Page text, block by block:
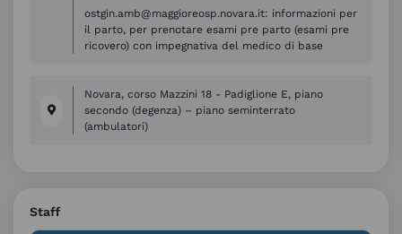
ostgin.amb@maggioreosp.novara.it: informazioni per
il parto, per prenotare esami pre parto (esami pre
ricovero) con impegnativa del medico di base
Novara, corso Mazzini 18 - Padiglione E, piano
secondo (degenza) – piano seminterrato
(ambulatori)
Staff